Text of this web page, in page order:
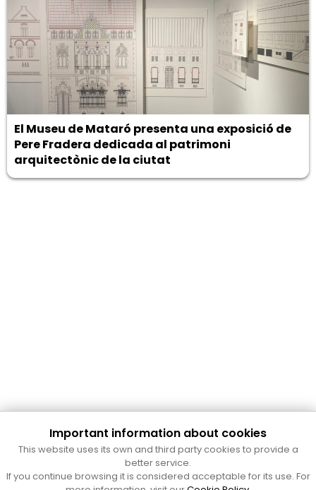
El Museu de Mataró presenta una exposició de
Pere Fradera dedicada al patrimoni
arquitectònic de la ciutat
Cultura Mataró
Important information about cookies
This website uses its own and third party cookies to provide a
better service.
If you continue browsing it is considered acceptable for its use. For